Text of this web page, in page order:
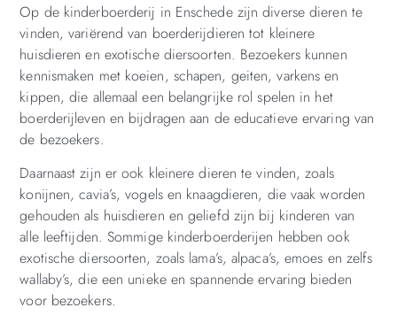
Op de kinderboerderij in Enschede zijn diverse dieren te
vinden, variërend van boerderijdieren tot kleinere
huisdieren en exotische diersoorten. Bezoekers kunnen
kennismaken met koeien, schapen, geiten, varkens en
kippen, die allemaal een belangrijke rol spelen in het
boerderijleven en bijdragen aan de educatieve ervaring van
de bezoekers.
Daarnaast zijn er ook kleinere dieren te vinden, zoals
konijnen, cavia’s, vogels en knaagdieren, die vaak worden
gehouden als huisdieren en geliefd zijn bij kinderen van
alle leeftijden. Sommige kinderboerderijen hebben ook
exotische diersoorten, zoals lama’s, alpaca’s, emoes en zelfs
wallaby’s, die een unieke en spannende ervaring bieden
voor bezoekers.